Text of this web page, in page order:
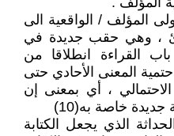
المؤلف / الواقعية الى
، وهي حقب جديدة في
القراءة انطلاقا من
المعنى الأحادي حتى
، أي بمعنى إن
خاصة به(10)
الذي يجعل الكتابة